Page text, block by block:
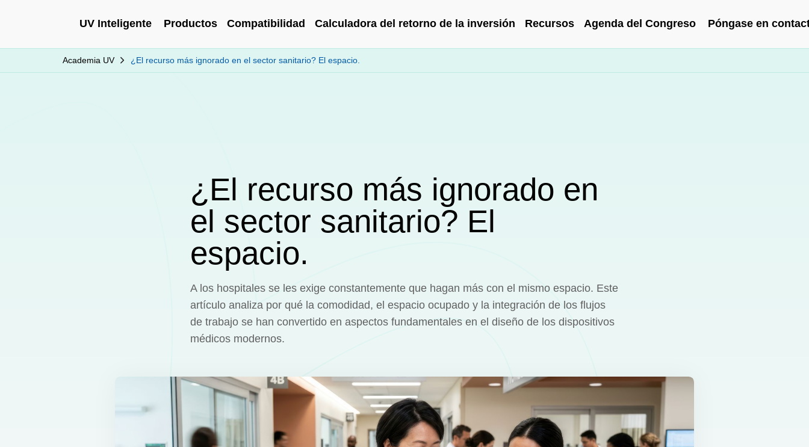
UV Inteligente Productos Compatibilidad Calculadora del retorno de la inversión Recursos Agenda del Congreso Póngase en
Academia UV ¿El recurso más ignorado en el sector sanitario? El espacio.
¿El recurso más ignorado en
el sector sanitario? El
espacio.
A los hospitales se les exige constantemente que hagan más con el mismo espacio. Este
artículo analiza por qué la comodidad, el espacio ocupado y la integración de los flujos
de trabajo se han convertido en aspectos fundamentales en el diseño de los dispositivos
médicos modernos.